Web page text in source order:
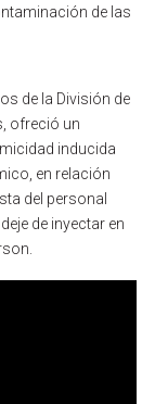
de las
de la División de
ofreció un
inducida
en relación
del personal
deje de inyectar en